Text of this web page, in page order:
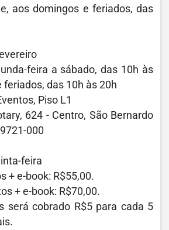
aos domingos e feriados, das
feira a sábado, das 10h às
feriados, das 10h às 20h
Piso L1
624 - Centro, São Bernardo
000
feira
+ e-book: R$55,00.
+ e-book: R$70,00.
será cobrado R$5 para cada 5